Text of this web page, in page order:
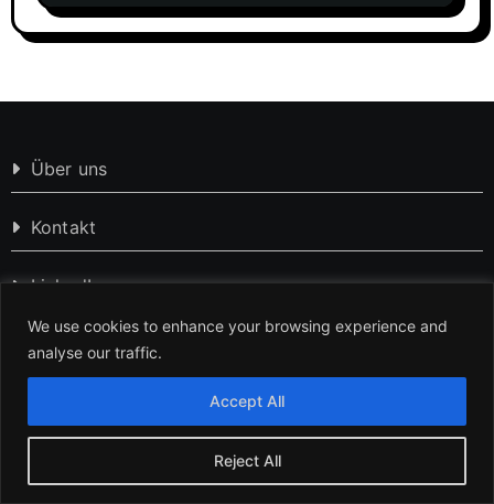
We use cookies to enhance your browsing experience and
analyse our traffic.
Reject All
Accept All
Über uns
Kontakt
LinkedIn
Pinterest
Datenschutzerklärung